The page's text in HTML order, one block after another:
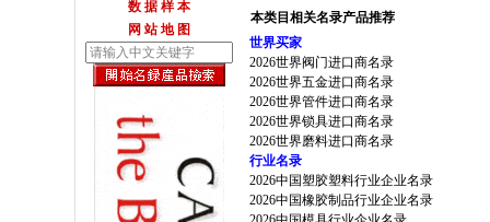
数 据 样 本
网 站 地 图
本类目相关名录产品推荐
世界买家
2026世界阀门进口商名录
2026世界五金进口商名录
2026世界管件进口商名录
2026世界锁具进口商名录
2026世界磨料进口商名录
行业名录
2026中国塑胶塑料行业企业名录
2026中国橡胶制品行业企业名录